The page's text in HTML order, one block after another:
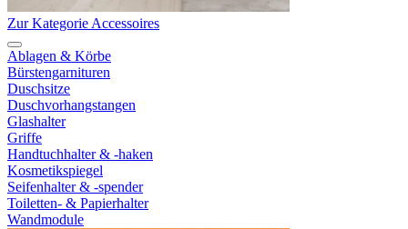
Zur Kategorie Accessoires
Ablagen & Körbe
Bürstengarnituren
Duschsitze
Duschvorhangstangen
Glashalter
Griffe
Handtuchhalter & -haken
Kosmetikspiegel
Seifenhalter & -spender
Toiletten- & Papierhalter
Wandmodule